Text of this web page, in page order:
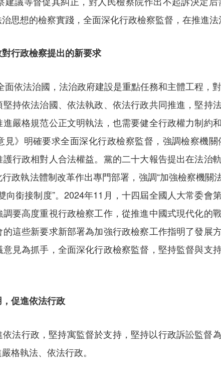
思想的檢察實踐，全面深化行政檢察監督，在推進
行政檢察提出的新要求
面依法治國，法治政府建設是重點任務和主體工程
持依法治國、依法執政、依法行政共同推進，堅
嚴格規范公正文明執法，也需要健全行政權力制
見》明確要求全面深化行政檢察監督，強調檢察機
行政相對人合法權益。黨的二十大報告提出在法
政執法體制改革作出專門部署，強調“加強檢察機關
向銜接制度”。2024年11月，十四屆全國人大常委
要高度重視行政檢察工作，從推進中國式現代化
這些新要求新部署為加強行政檢察工作指明了發
見為抓手，全面深化行政檢察監督，堅持監督與
促進依法行政
法行政，堅持寓監督於支持，堅持以行政訴訟監
格執法、依法行政。